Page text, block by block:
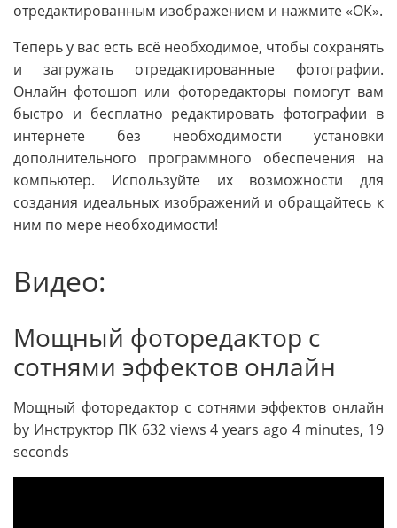
отредактированным изображением и нажмите «ОК».
Теперь у вас есть всё необходимое, чтобы сохранять
и загружать отредактированные фотографии.
Онлайн фотошоп или фоторедакторы помогут вам
быстро и бесплатно редактировать фотографии в
интернете без необходимости установки
дополнительного программного обеспечения на
компьютер. Используйте их возможности для
создания идеальных изображений и обращайтесь к
ним по мере необходимости!
Видео:
Мощный фоторедактор с
сотнями эффектов онлайн
Мощный фоторедактор с сотнями эффектов онлайн
by Инструктор ПК 632 views 4 years ago 4 minutes, 19
seconds